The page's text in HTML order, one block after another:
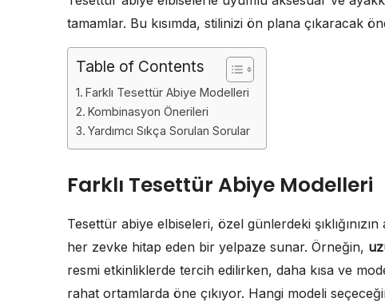
tamamlar. Bu kısımda, stilinizi ön plana çıkaracak
Table of Contents
Farklı Tesettür Abiye Modelleri
Kombinasyon Önerileri
Yardımcı Sıkça Sorulan Sorular
Farklı Tesettür Abiye Modelleri
Tesettür abiye elbiseleri, özel günlerdeki
her zevke hitap eden bir yelpaze sunar. Örneğin,
resmi etkinliklerde tercih edilirken, daha kısa ve
rahat ortamlarda öne çıkıyor. Hangi modeli